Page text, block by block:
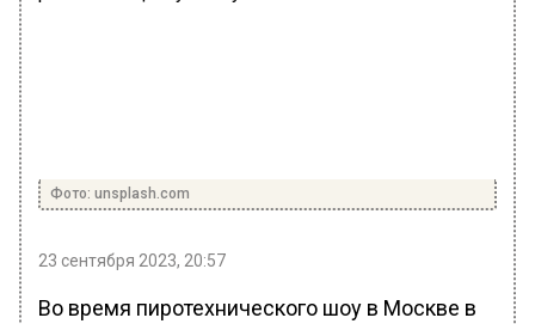
Фото: unsplash.com
23 сентября 2023, 20:57
Во время пиротехнического шоу в Москве в